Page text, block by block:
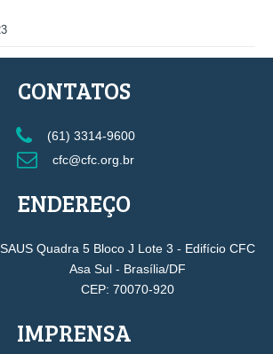
CONTATOS
(61) 3314-9600
cfc@cfc.org.br
ENDEREÇO
SAUS Quadra 5 Bloco J Lote 3 - Edifício CFC
Asa Sul - Brasília/DF
CEP: 70070-920
IMPRENSA